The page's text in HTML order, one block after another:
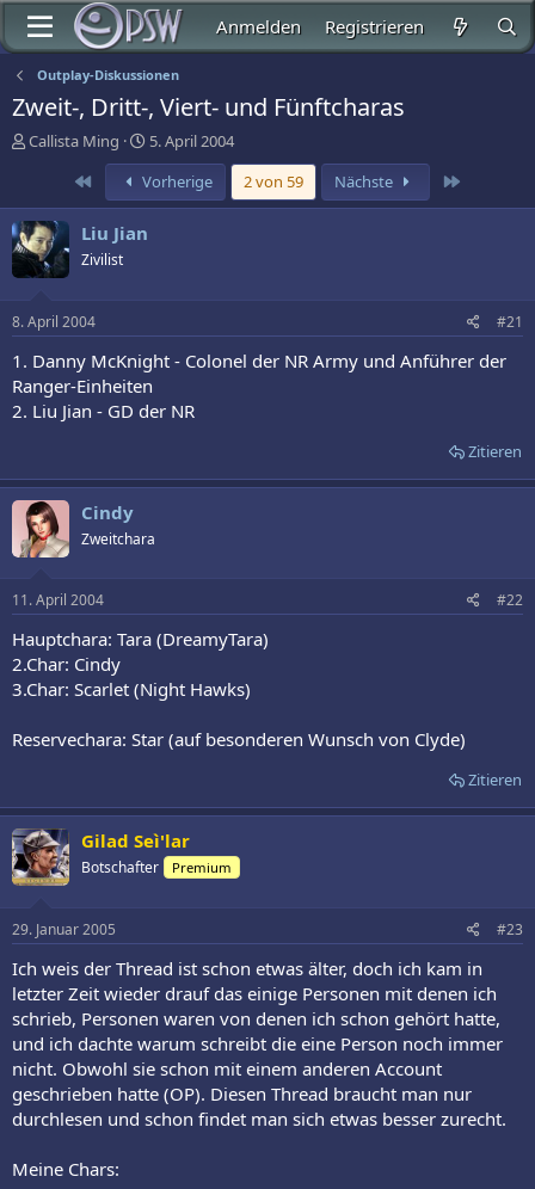
Anmelden Registrieren
Outplay-Diskussionen
Zweit-, Dritt-, Viert- und Fünftcharas
E
t
e
l
l
r
Callista Ming
E
r
s
t
m
5. April 2004
Erste
Vorherige 2 von 59 Nächste
Liu Jian
Zivilist
8. April 2004 #21
1. Danny McKnight - Colonel der NR Army und Anführer der
Ranger-Einheiten
2. Liu Jian - GD der NR
Zitieren
Cindy
Zweitchara
11. April 2004 #22
Hauptchara: Tara (DreamyTara)
2.Char: Cindy
3.Char: Scarlet (Night Hawks)
Reservechara: Star (auf besonderen Wunsch von Clyde)
Zitieren
Gilad Seì'lar
Botschafter Premium
29. Januar 2005 #23
Ich weis der Thread ist schon etwas älter, doch ich kam in
letzter Zeit wieder drauf das einige Personen mit denen ich
schrieb, Personen waren von denen ich schon gehört hatte,
und ich dachte warum schreibt die eine Person noch immer
nicht. Obwohl sie schon mit einem anderen Account
geschrieben hatte (OP). Diesen Thread braucht man nur
durchlesen und schon findet man sich etwas besser zurecht.
Meine Chars: